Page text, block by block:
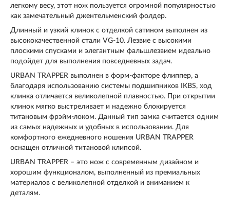
легкому весу, этот нож пользуется огромной популярностью
как замечательный джентельменский фолдер.
Длинный и узкий клинок с отделкой сатином выполнен из
высококачественной стали VG-10. Лезвие с высокими
плоскими спусками и элегантным фальшлезвием идеально
подойдет для выполнения повседневных задач.
URBAN TRAPPER выполнен в форм-факторе флиппер, а
благодаря использованию системы подшипников IKBS, ход
клинка отличается великолепной плавностью. При открытии
клинок мягко выстреливает и надежно блокируется
титановым фрэйм-локом. Данный тип замка считается одним
из самых надежных и удобных в использовании. Для
комфортного ежедневного ношения URBAN TRAPPER
оснащен отличной титановой клипсой.
URBAN TRAPPER – это нож с современным дизайном и
хорошим функционалом, выполненный из премиальных
материалов с великолепной отделкой и вниманием к
деталям.